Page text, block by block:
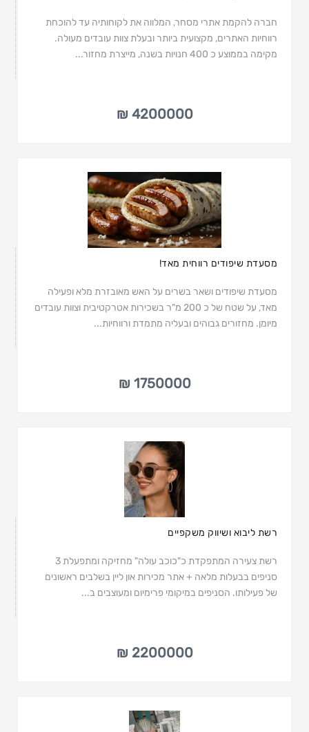
חברה להקמת אתרי מסחר, המלווה את לקוחותיה עד להוכחת
רווחיות האתרים, מקצועית ביותר ובעלת צוות עובדים מעולה.
מקימה בממוצע כ 400 חנויות בשנה, מייצרת מחזור...
4200000 ₪
מסעדת שיפודים רווחית מאד!
מסעדת שיפודים ושאר בשרים על האש מאובזרת מלא ופעילה
מאד, על שטח של כ 200 מ"ר בשכירות אטרקטיבית וצוות עובדים
מיומן. מחזורים גבוהים ובעליה מתמדת ורווחיות...
1750000 ₪
רשת ליבוא ושיווק משקפיים
רשת צעירה המתפקדת כ"כוכב עולה" מחזיקה ומתפעלת 3
סניפים בבעלות מלאה + אתר מכירות און ליין בשלבים ראשונים
של פעילותו. הסניפים במיקומי פרימיום ומעוצבים ב...
2200000 ₪